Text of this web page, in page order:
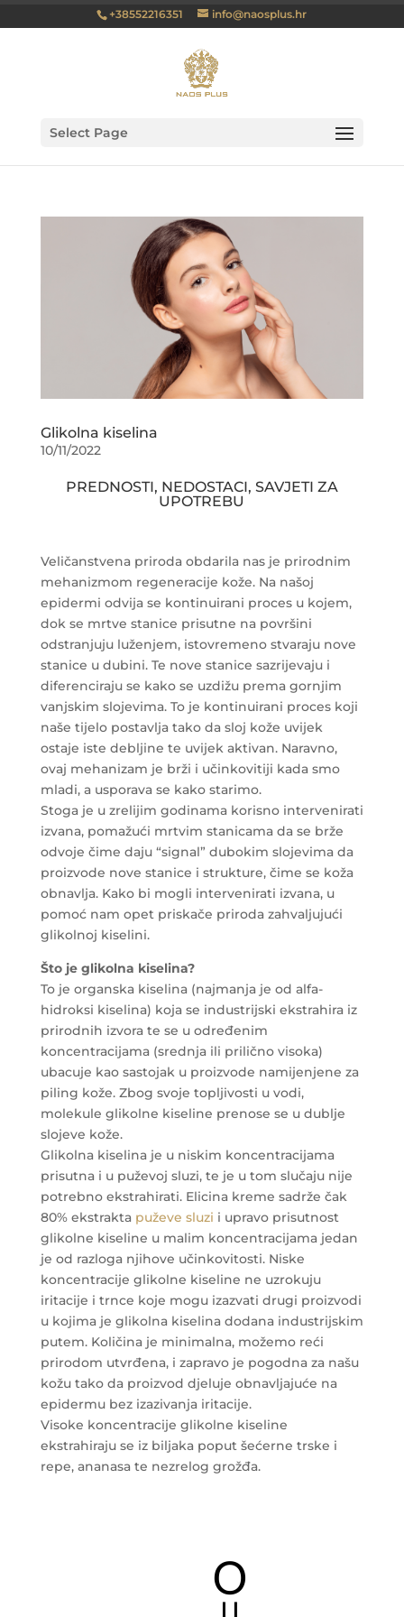
+38552216351 info@naosplus.hr
Select Page
Glikolna kiselina
10/11/2022
PREDNOSTI, NEDOSTACI, SAVJETI ZA
UPOTREBU
Veličanstvena priroda obdarila nas je prirodnim
mehanizmom regeneracije kože. Na našoj
epidermi odvija se kontinuirani proces u kojem,
dok se mrtve stanice prisutne na površini
odstranjuju luženjem, istovremeno stvaraju nove
stanice u dubini. Te nove stanice sazrijevaju i
diferenciraju se kako se uzdižu prema gornjim
vanjskim slojevima. To je kontinuirani proces koji
naše tijelo postavlja tako da sloj kože uvijek
ostaje iste debljine te uvijek aktivan. Naravno,
ovaj mehanizam je brži i učinkovitiji kada smo
mladi, a usporava se kako starimo.
Stoga je u zrelijim godinama korisno intervenirati
izvana, pomažući mrtvim stanicama da se brže
odvoje čime daju “signal” dubokim slojevima da
proizvode nove stanice i strukture, čime se koža
obnavlja. Kako bi mogli intervenirati izvana, u
pomoć nam opet priskače priroda zahvaljujući
glikolnoj kiselini.
Što je glikolna kiselina?
To je organska kiselina (najmanja je od alfa-
hidroksi kiselina) koja se industrijski ekstrahira iz
prirodnih izvora te se u određenim
koncentracijama (srednja ili prilično visoka)
ubacuje kao sastojak u proizvode namijenjene za
piling kože. Zbog svoje topljivosti u vodi,
molekule glikolne kiseline prenose se u dublje
slojeve kože.
Glikolna kiselina je u niskim koncentracijama
prisutna i u puževoj sluzi, te je u tom slučaju nije
potrebno ekstrahirati. Elicina kreme sadrže čak
80% ekstrakta puževe sluzi i upravo prisutnost
glikolne kiseline u malim koncentracijama jedan
je od razloga njihove učinkovitosti. Niske
koncentracije glikolne kiseline ne uzrokuju
iritacije i trnce koje mogu izazvati drugi proizvodi
u kojima je glikolna kiselina dodana industrijskim
putem. Količina je minimalna, možemo reći
prirodom utvrđena, i zapravo je pogodna za našu
kožu tako da proizvod djeluje obnavljajuće na
epidermu bez izazivanja iritacije.
Visoke koncentracije glikolne kiseline
ekstrahiraju se iz biljaka poput šećerne trske i
repe, ananasa te nezrelog grožđa.